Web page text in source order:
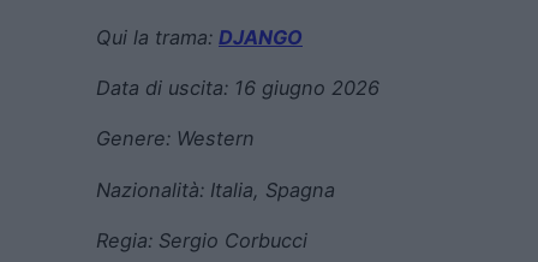
Qui la trama: DJANGO
Data di uscita: 16 giugno 2026
Genere: Western
Nazionalità: Italia, Spagna
Regia: Sergio Corbucci